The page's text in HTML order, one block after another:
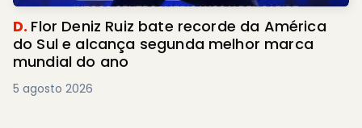
D. Flor Deniz Ruiz bate recorde da América
do Sul e alcança segunda melhor marca
mundial do ano
5 agosto 2026